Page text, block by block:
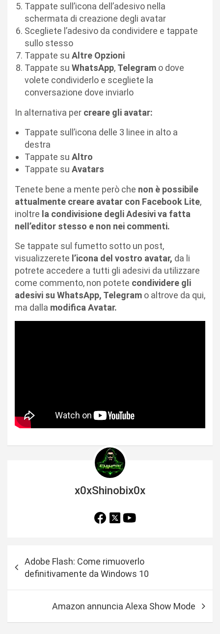
Tappate sull’icona dell’adesivo nella
schermata di creazione degli avatar
Scegliete l’adesivo da condividere e tappate
sullo stesso
Tappate su Altre Opzioni
Tappate su WhatsApp, Telegram o dove
volete condividerlo e scegliete la
conversazione dove inviarlo
In alternativa per creare gli avatar:
Tappate sull’icona delle 3 linee in alto a
destra
Tappate su Altro
Tappate su Avatars
Tenete bene a mente però che non è possibile
attualmente creare avatar con Facebook Lite,
inoltre la condivisione degli Adesivi va fatta
nell’editor stesso e non nei commenti.
Se tappate sul fumetto sotto un post,
visualizzerete l’icona del vostro avatar, da li
potrete accedere a tutti gli adesivi da utilizzare
come commento, non potete condividere gli
adesivi su WhatsApp, Telegram o altrove da qui,
ma dalla modifica Avatar.
x0xShinobix0x
Adobe Flash: Come rimuoverlo
definitivamente da Windows 10
Amazon annuncia Alexa Show Mode